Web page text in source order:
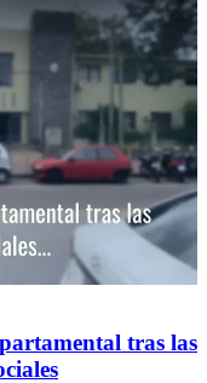
concurrencia en el Liceo
tras las